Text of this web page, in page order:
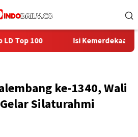
Kepedulian, Lapas Sekayu
ke-1340, Wali
Silaturahmi